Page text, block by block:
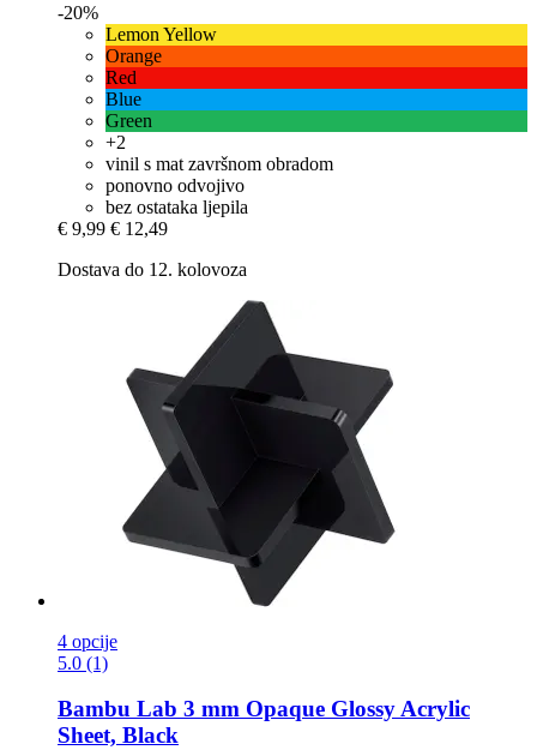
-20%
Lemon Yellow
Orange
Red
Blue
Green
+2
vinil s mat završnom obradom
ponovno odvojivo
bez ostataka ljepila
€ 9,99 € 12,49
Dostava do 12. kolovoza
4 opcije
5.0 (1)
Bambu Lab 3 mm Opaque Glossy Acrylic
Sheet, Black